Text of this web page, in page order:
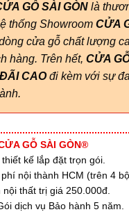
GỖ SÀI GÒN là
thống Showroom CỬA
cửa gỗ chất lượng
hàng. Trên hết, CỬA
CAOđi kèm với sự
GỖ SÀI GÒN®
kế lắp đặt trọn gói.
nội thành HCM (trên 4
thất trị giá 250.000đ.
dịch vụ Bảo hành 5 năm.